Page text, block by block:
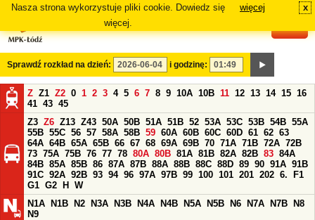
Nasza strona wykorzystuje pliki cookie. Dowiedz się
więcej.
więcej x
Sprawdź rozkład na dzień: i godzinę:
Z Z1 Z2 0 1 2 3 4 5 6 7 8 9 10A 10B 11 12 13 14 15 16
41 43 45
Z3 Z6 Z13 Z43 50A 50B 51A 51B 52 53A 53C 53B 54B 55A
55B 55C 56 57 58A 58B 59 60A 60B 60C 60D 61 62 63
64A 64B 65A 65B 66 67 68 69A 69B 70 71A 71B 72A 72B
73 75A 75B 76 77 78 80A 80B 81A 81B 82A 82B 83 84A
84B 85A 85B 86 87A 87B 88A 88B 88C 88D 89 90 91A 91B
91C 92A 92B 93 94 96 97A 97B 99 100 101 201 202 6.
F1
G1 G2 H
W
N1A
N1B N2 N3A N3B N4A N4B N5A N5B N6 N7A N7B
N8
N9